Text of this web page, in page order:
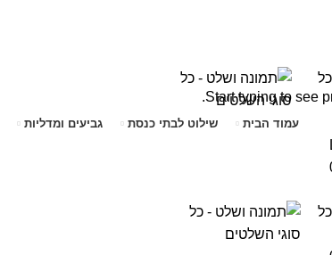
עמוד הבית שילוט לבתי כנסת גביעים ומדליות
Start typing to see